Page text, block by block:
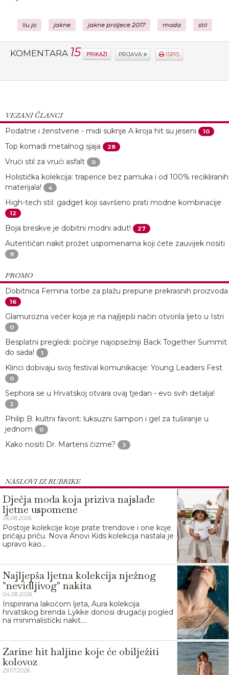
liu jo jakne jakne proljece 2017 moda stil
KOMENTARA 15 PRIKAŽI PRIJAVA ISPIS
VEZANI ČLANCI
Podatne i ženstvene - midi suknje A kroja hit su jeseni
10
Top komadi metalnog sjaja 28
Vrući stil za vrući asfalt 0
Holistička kolekcija: traperice bez pamuka i od 100% recikliranih
materijala!
4
High-tech stil: gadget koji savršeno prati modne kombinacije
12
Boja breskve je dobitni modni adut! 27
Autentičan nakit prožet uspomenama koji ćete zauvijek nositi
9
PROMO
Dobitnica Femina torbe za plažu prepune prekrasnih proizvoda
16
Glamurozna večer koja je na najljepši način otvorila ljeto u Istri
0
Besplatni pregledi: počinje najopsežniji Back Together Summit
do sada!
1
Klinci dobivaju svoj festival komunikacije: Young Leaders Fest
0
Sephora se u Hrvatskoj otvara ovaj tjedan - evo svih detalja!
2
Philip B. kultni favorit: luksuzni šampon i gel za tuširanje u
jednom
0
Kako nositi Dr. Martens čizme? 3
NASLOVI IZ RUBRIKE
Dječja moda koja priziva najslađe
ljetne uspomene
06.08.2026.
Postoje kolekcije koje prate trendove i one koje
pričaju priču. Nova Anovi Kids kolekcija nastala je
upravo kao...
Najljepša ljetna kolekcija nježnog
"nevidljivog" nakita
04.08.2026.
Inspirirana lakoćom ljeta, Aura kolekcija
hrvatskog brenda Lykke donosi drugačiji pogled
na minimalistički nakit....
Zarine hit haljine koje će obilježiti
kolovoz
29.07.2026.